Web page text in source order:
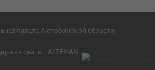
палата Актюбинской области
сайта - ALTEMAN